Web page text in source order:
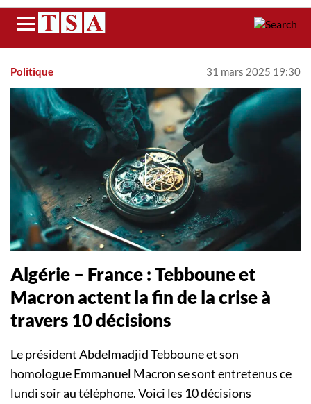
Menu
Politique 31 mars 2025 19:30
Algérie – France : Tebboune et
Macron actent la fin de la crise à
travers 10 décisions
Le président Abdelmadjid Tebboune et son
homologue Emmanuel Macron se sont entretenus ce
lundi soir au téléphone. Voici les 10 décisions